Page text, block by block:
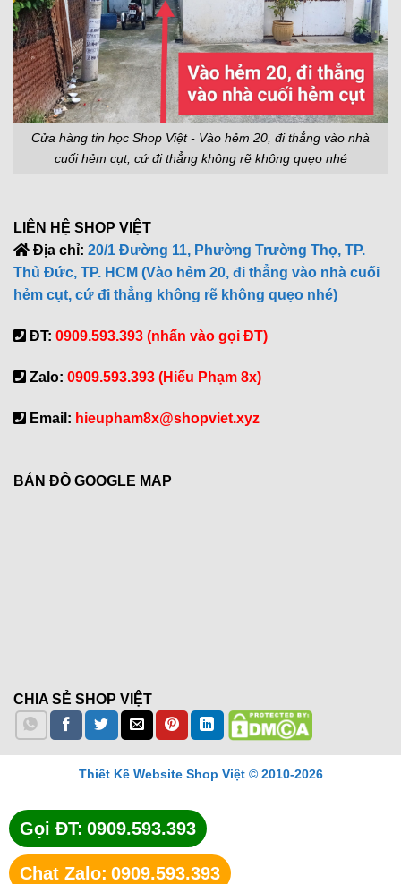
Cửa hàng tin học Shop Việt - Vào hẻm 20, đi thẳng vào nhà
cuối hẻm cụt, cứ đi thẳng không rẽ không quẹo nhé
LIÊN HỆ SHOP VIỆT
Địa chỉ: 20/1 Đường 11, Phường Trường Thọ, TP.
Thủ Đức, TP. HCM (Vào hẻm 20, đi thẳng vào nhà cuối
hẻm cụt, cứ đi thẳng không rẽ không quẹo nhé)
ĐT: 0909.593.393 (nhấn vào gọi ĐT)
Zalo: 0909.593.393 (Hiếu Phạm 8x)
Email: hieupham8x@shopviet.xyz
BẢN ĐỒ GOOGLE MAP
CHIA SẺ SHOP VIỆT
Thiết Kế Website Shop Việt © 2010-2026
Chat Zalo: 0909.593.393
Gọi ĐT: 0909.593.393